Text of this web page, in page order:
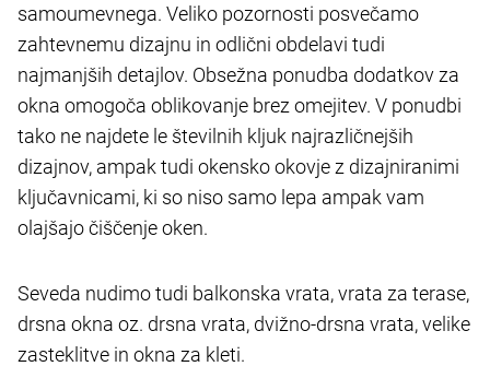
samoumevnega. Veliko pozornosti posvečamo
zahtevnemu dizajnu in odlični obdelavi tudi
najmanjših detajlov. Obsežna ponudba dodatkov za
okna omogoča oblikovanje brez omejitev. V ponudbi
tako ne najdete le številnih kljuk najrazličnejših
dizajnov, ampak tudi okensko okovje z dizajniranimi
ključavnicami, ki so niso samo lepa ampak vam
olajšajo čiščenje oken.
Seveda nudimo tudi balkonska vrata, vrata za terase,
drsna okna oz. drsna vrata, dvižno-drsna vrata, velike
zasteklitve in okna za kleti.